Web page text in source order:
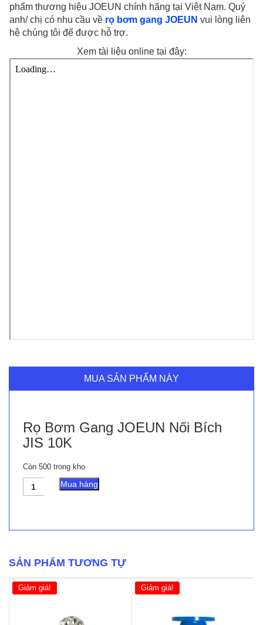
phẩm thương hiệu JOEUN chính hãng tại Việt Nam. Quý
anh/ chị có nhu cầu về rọ bơm gang JOEUN vui lòng liên
hệ chúng tôi để được hỗ trợ.
Xem tài liệu online tại đây:
MUA SẢN PHẨM NÀY
Rọ Bơm Gang JOEUN Nối Bích
JIS 10K
Còn 500 trong kho
Rọ
Bơm
số
lượng
Mua hàng
SẢN PHẨM TƯƠNG TỰ
Giảm giá! Giảm giá!